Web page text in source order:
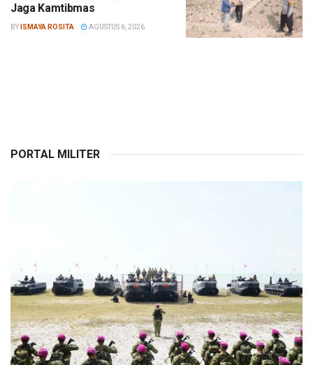
Jaga Kamtibmas
BY ISMAYA ROSITA AGUSTUS 6, 2026
PORTAL MILITER